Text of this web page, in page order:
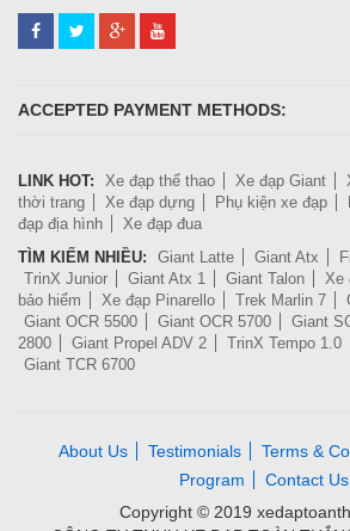
ACCEPTED PAYMENT METHODS:
LINK HOT: Xe đạp thể thao Xe đạp Giant
thời trang
Xe đạp dựng Phụ kiện xe đạp
đạp địa hình
Xe đạp đua
TÌM KIẾM NHIỀU:
Giant Latte Giant Atx
TrinX Junior
Giant Atx 1 Giant Talon Xe
bảo hiểm
Xe đạp Pinarello Trek Marlin 7
Giant OCR 5500
Giant OCR 5700 Giant
2800
Giant Propel ADV 2 TrinX Tempo 1.0
Giant TCR 6700
About Us Testimonials Terms &
Program
Contact Us
Copyright © 2019